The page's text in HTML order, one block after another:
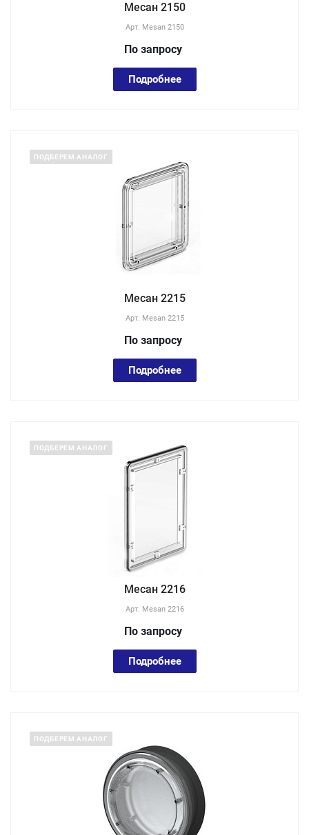
Месан 2150
Арт. Mesan 2150
По запросу
Подробнее
ПОДБЕРЕМ АНАЛОГ
Месан 2215
Арт. Mesan 2215
По запросу
Подробнее
ПОДБЕРЕМ АНАЛОГ
Месан 2216
Арт. Mesan 2216
По запросу
Подробнее
ПОДБЕРЕМ АНАЛОГ